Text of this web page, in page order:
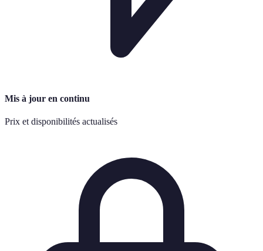
Mis à jour en continu
Prix et disponibilités actualisés